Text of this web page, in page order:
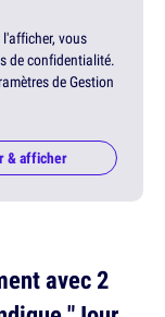
vous
de confidentialité.
de Gestion
& afficher
avec 2